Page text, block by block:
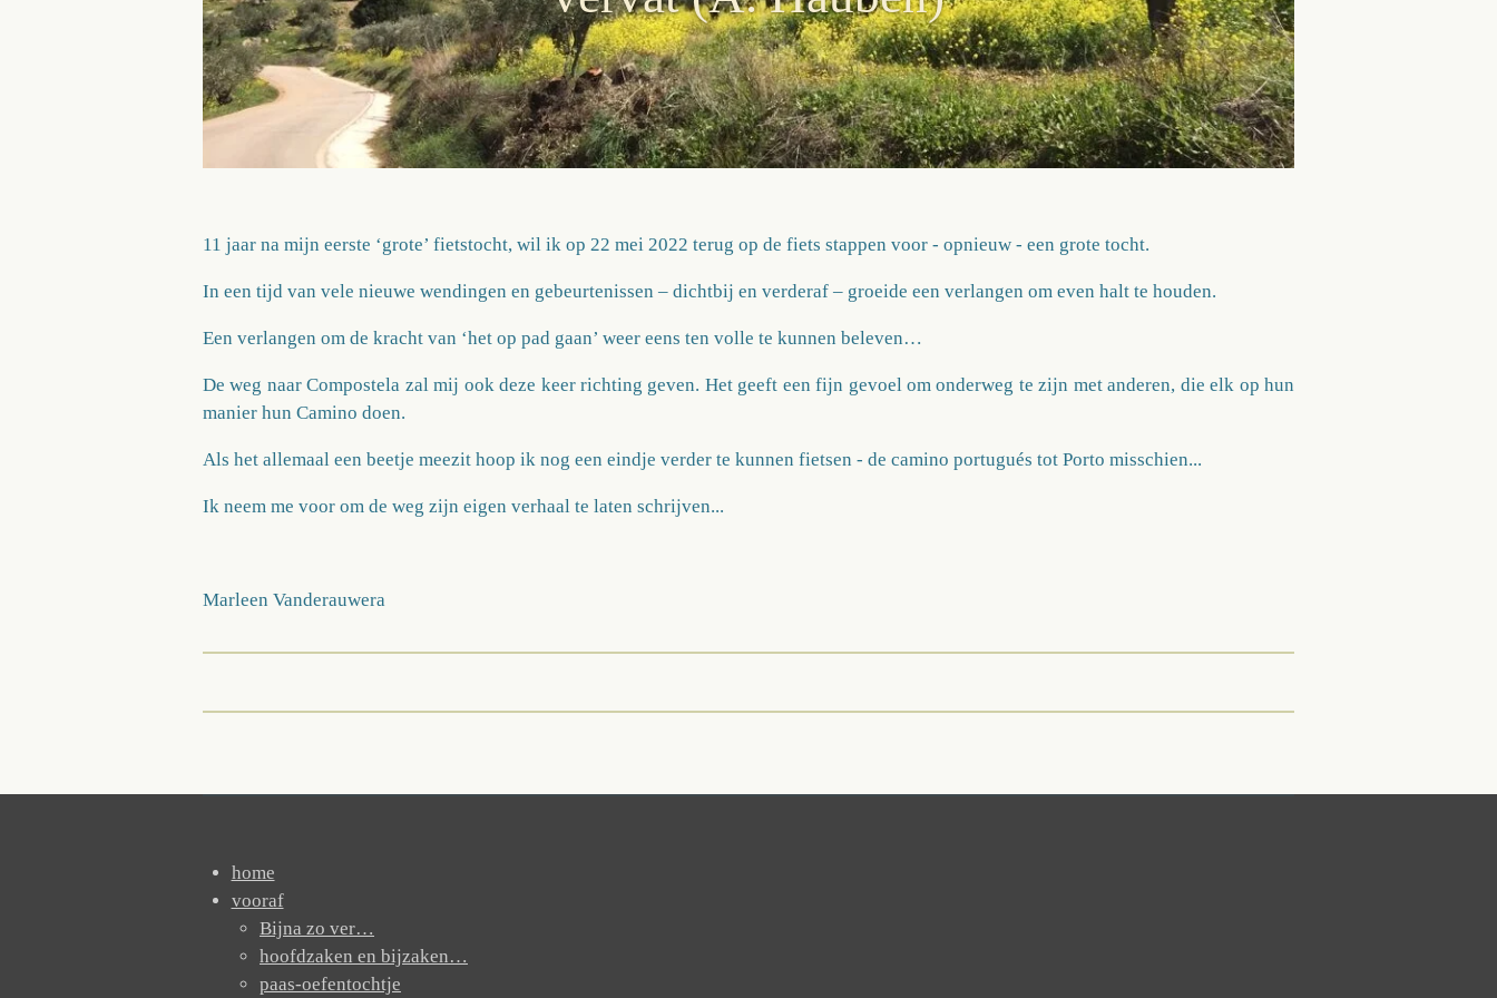
11 jaar na mijn eerste ‘grote’ fietstocht, wil ik op 22 mei 2022 terug op de fiets stappen voor - opnieuw - een grote tocht.
In een tijd van vele nieuwe wendingen en gebeurtenissen – dichtbij en verderaf – groeide een verlangen om even halt te houden.
Een verlangen om de kracht van ‘het op pad gaan’ weer eens ten volle te kunnen beleven…
De weg naar Compostela zal mij ook deze keer richting geven. Het geeft een fijn gevoel om onderweg te zijn met anderen, die elk op hun
manier hun Camino doen.
Als het allemaal een beetje meezit hoop ik nog een eindje verder te kunnen fietsen - de camino portugués tot Porto misschien...
Ik neem me voor om de weg zijn eigen verhaal te laten schrijven...
Marleen Vanderauwera
home
vooraf
Bijna zo ver…
hoofdzaken en bijzaken…
paas-oefentochtje